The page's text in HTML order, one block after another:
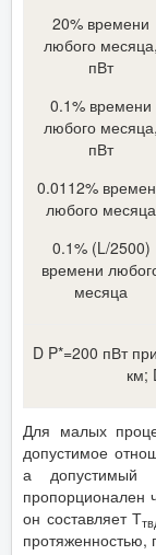
20% времени
любого месяца,
пВт
0.1% времени
любого месяца,
пВт
0.0112%
любого месяца
0.1% (L/2500)
времени
месяца
D P*=200 пВт
км;
Для малых
допустимое
а допустимый
пропорционален
он составляет Т
протяженностью,